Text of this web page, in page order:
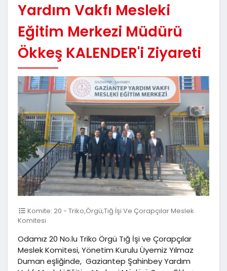
Yardım Vakfı Mesleki
Eğitim Merkezi Müdürü
Ökkeş KALENDER'i Ziyareti
Komite: 20 - Triko,Örgü,Tığ İşi Ve Çorapçılar Meslek
Komitesi
Odamız 20 No.lu Triko Örgü Tığ İşi ve Çorapçılar
Meslek Komitesi, Yönetim Kurulu Üyemiz Yılmaz
Duman eşliğinde, Gaziantep Şahinbey Yardım